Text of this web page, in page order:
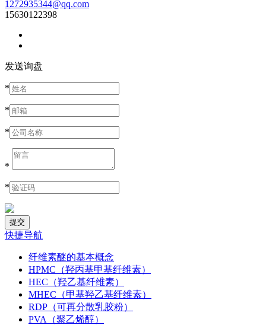
1272935344@qq.com
15630122398
发送询盘
*
*
*
*
*
快捷导航
纤维素醚的基本概念
HPMC（羟丙基甲基纤维素）
HEC（羟乙基纤维素）
MHEC（甲基羟乙基纤维素）
RDP（可再分散乳胶粉）
PVA（聚乙烯醇）